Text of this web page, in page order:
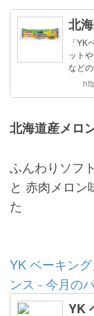
北海道産メロ
ふんわりソフ
と 赤肉メロン
た
YK ベーキン
ンス - 今月の